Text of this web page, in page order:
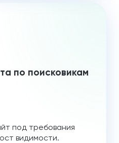
по поисковикам
под требования
видимости.